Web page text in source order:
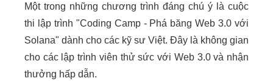
Một trong những chương trình đáng chú ý là cuộc
thi lập trình "Coding Camp - Phá băng Web 3.0 với
Solana" dành cho các kỹ sư Việt. Đây là không gian
cho các lập trình viên thử sức với Web 3.0 và nhận
thưởng hấp dẫn.